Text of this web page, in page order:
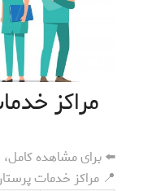
مراکز
⬅️ برای مشاهده
📍 مراکز خدمات